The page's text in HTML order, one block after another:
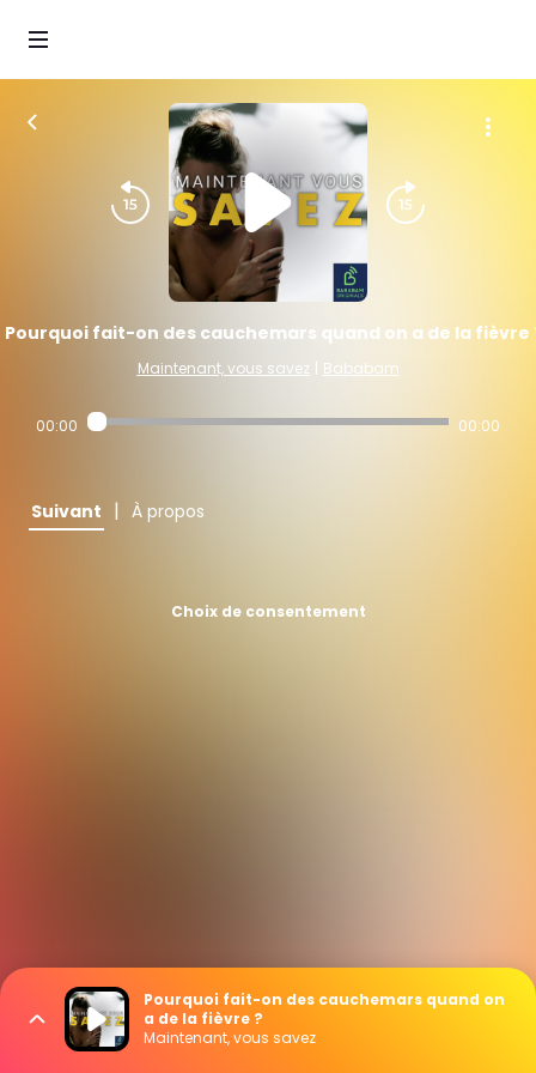
Pourquoi fait-on des cauchemars quand on a de la fièvre
Maintenant, vous savez Bababam
00:00 00:00
Suivant | À propos
Choix de consentement
Pourquoi fait-on des cauchemars quand on
a de la fièvre ?
Maintenant, vous savez